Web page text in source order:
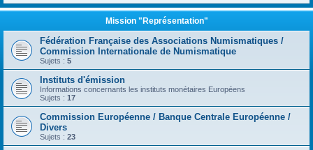
Mission "Représentation"
Fédération Française des Associations Numismatiques /
Commission Internationale de Numismatique
Sujets : 5
Instituts d'émission
Informations concernants les instituts monétaires Européens
Sujets : 17
Commission Européenne / Banque Centrale Européenne /
Divers
Sujets : 23